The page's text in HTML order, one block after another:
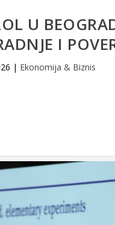
U
I
| Ekonomija & Biznis